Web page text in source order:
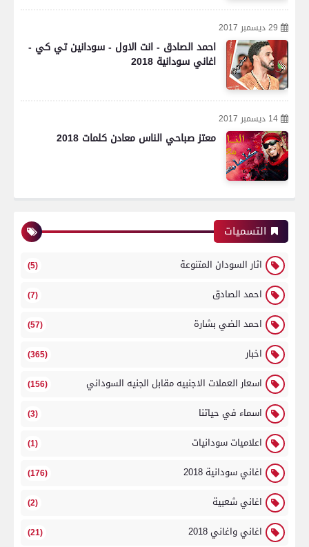
29 ديسمبر 2017
احمد الصادق - انت الاول - سودانين تي كي -
اغاني سودانية 2018
14 ديسمبر 2017
معتز صباحي الناس معادن كلمات 2018
التسميات
اثار السودان المتنوعة (5)
احمد الصادق (7)
احمد الضي بشارة (57)
اخبار (365)
اسعار العملات الاجنبيه مقابل الجنيه السوداني (156)
اسماء في حياتنا (3)
اعلاميات سودانيات (1)
اغاني سودانية 2018 (176)
اغاني شعبية (2)
اغاني واغاني 2018 (21)